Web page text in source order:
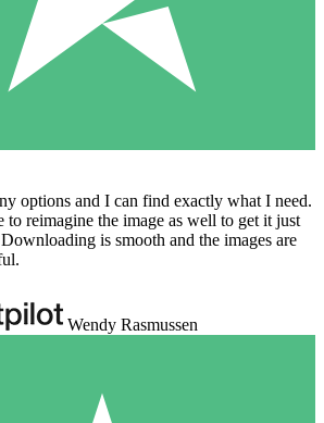
options and I can find exactly what I need.
to reimagine the image as well to get it just
is smooth and the images are
Wendy Rasmussen